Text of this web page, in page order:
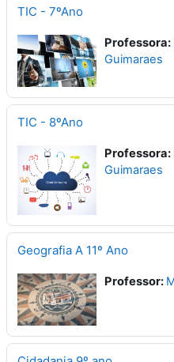
TIC - 7ºAno
Professora:
Guimaraes
TIC - 8ºAno
Professora:
Guimaraes
Geografia A 11º Ano
Professor: